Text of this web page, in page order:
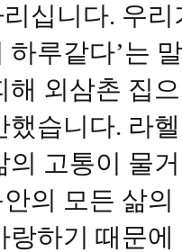
십니다. 우
하루같다’는
해 외삼촌 집
했습니다. 라
의 고통이 물
의 모든 삶
랑하기 때문